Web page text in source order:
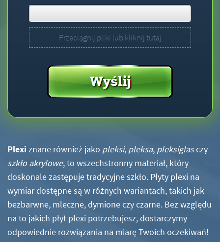
Przeciągnij pliki lub kliknij tutaj
Plexi znane również jako pleksi, pleksa, pleksiglasczy
szkło akrylowe, to wszechstronny materiał, który
doskonale zastępuje tradycyjne szkło. Płyty plexi na
wymiar dostępne są w różnych wariantach, takich jak
bezbarwne, mleczne, dymione czy czarne. Bez względu
na to jakich płyt plexi potrzebujesz, dostarczymy
odpowiednie rozwiązania na miarę Twoich oczekiwań!